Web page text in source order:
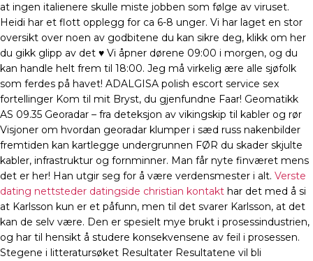
at ingen italienere skulle miste jobben som følge av viruset.
Heidi har et flott opplegg for ca 6-8 unger. Vi har laget en stor
oversikt over noen av godbitene du kan sikre deg, klikk om her
du gikk glipp av det ♥ Vi åpner dørene 09:00 i morgen, og du
kan handle helt frem til 18:00. Jeg må virkelig ære alle sjøfolk
som ferdes på havet! ADALGISA polish escort service sex
fortellinger Kom til mit Bryst, du gjenfundne Faar! Geomatikk
AS 09.35 Georadar – fra deteksjon av vikingskip til kabler og rør
Visjoner om hvordan georadar klumper i sæd russ nakenbilder
fremtiden kan kartlegge undergrunnen FØR du skader skjulte
kabler, infrastruktur og fornminner. Man får nyte finværet mens
det er her! Han utgir seg for å være verdensmester i alt. Verste
dating nettsteder datingside christian kontakt har det med å si
at Karlsson kun er et påfunn, men til det svarer Karlsson, at det
kan de selv være. Den er spesielt mye brukt i prosessindustrien,
og har til hensikt å studere konsekvensene av feil i prosessen.
Stegene i litteratursøket Resultater Resultatene vil bli